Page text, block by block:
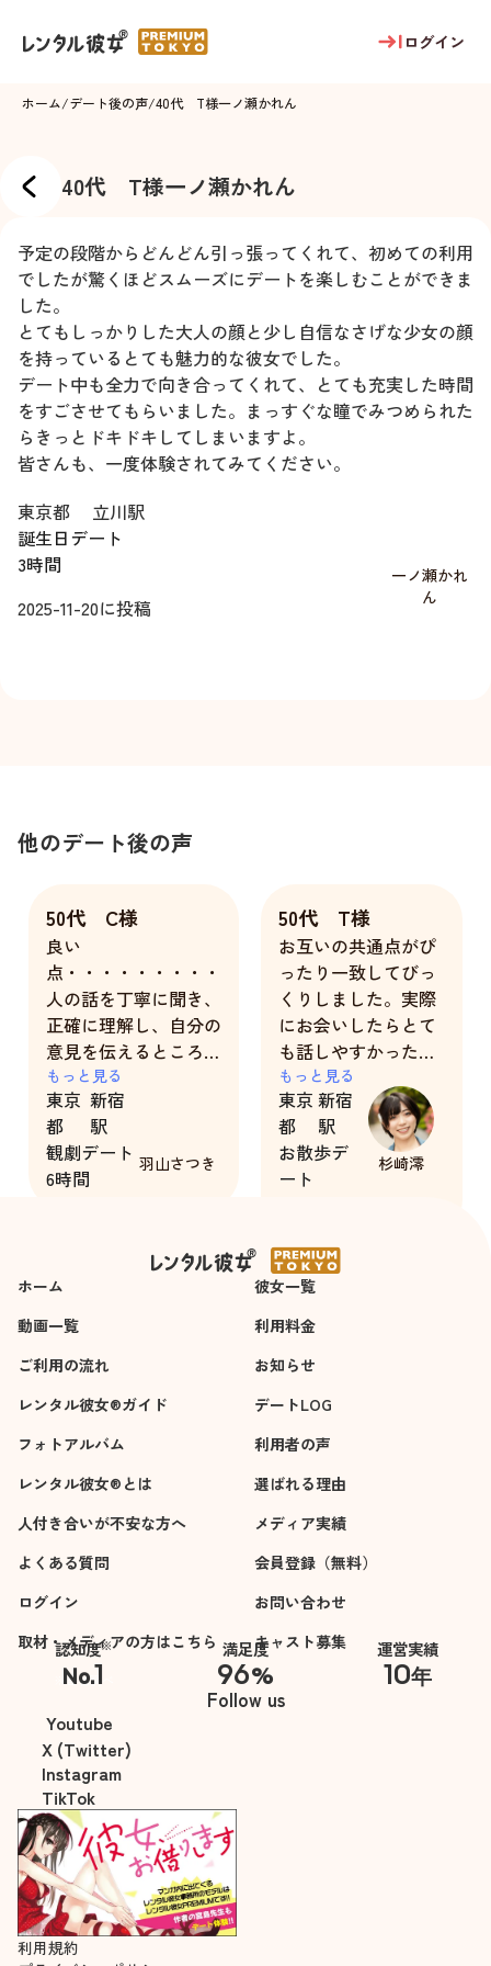
ログイン
ホーム/デート後の声/40代 T様一ノ瀬かれん
40代 T様一ノ瀬かれん
予定の段階からどんどん引っ張ってくれて、初めての利用
でしたが驚くほどスムーズにデートを楽しむことができま
した。
とてもしっかりした大人の顔と少し自信なさげな少女の顔
を持っているとても魅力的な彼女でした。
デート中も全力で向き合ってくれて、とても充実した時間
をすごさせてもらいました。まっすぐな瞳でみつめられた
らきっとドキドキしてしまいますよ。
皆さんも、一度体験されてみてください。
東京都
立川駅
誕生日デート
3時間
2025-11-20に投稿
一ノ瀬かれ
ん
他のデート後の声
50代 C様
良い
点・・・・・・・・・
人の話を丁寧に聞き、
正確に理解し、自分の
意見を伝えるところ
改善すべき
点・・・・・・特にあ
りません。あのままで
OK
もっと見る
東京
都
新宿
駅
観劇デート
6時間
羽山さつき
50代 T様
お互いの共通点がぴ
ったり一致してびっ
くりしました。実際
にお会いしたらとて
も話しやすかったで
す。
点数を付けるとした
ら、100点満点です。
もっと見る
東京
都
新宿
駅
お散歩デ
ート
杉崎澪
ホーム
彼女一覧
動画一覧
利用料金
ご利用の流れ
お知らせ
レンタル彼女®ガイド
デートLOG
フォトアルバム
利用者の声
レンタル彼女®とは
選ばれる理由
人付き合いが不安な方へ
メディア実績
よくある質問
会員登録（無料）
ログイン
お問い合わせ
取材・メディアの方はこちら
キャスト募集
認知度※
No.1
※自社調べ
満足度
96%
運営実績
10年
Follow us
Youtube
X (Twitter)
Instagram
TikTok
利用規約